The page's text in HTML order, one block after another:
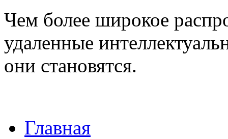
Чем более широкое
удаленные
они становятся.
Главная